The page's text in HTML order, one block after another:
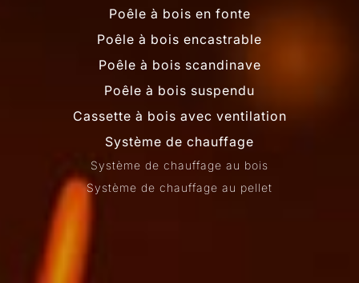
Poêle à bois en fonte
Poêle à bois encastrable
Poêle à bois scandinave
Poêle à bois suspendu
Cassette à bois avec ventilation
Système de chauffage
Système de chauffage au bois
Système de chauffage au pellet